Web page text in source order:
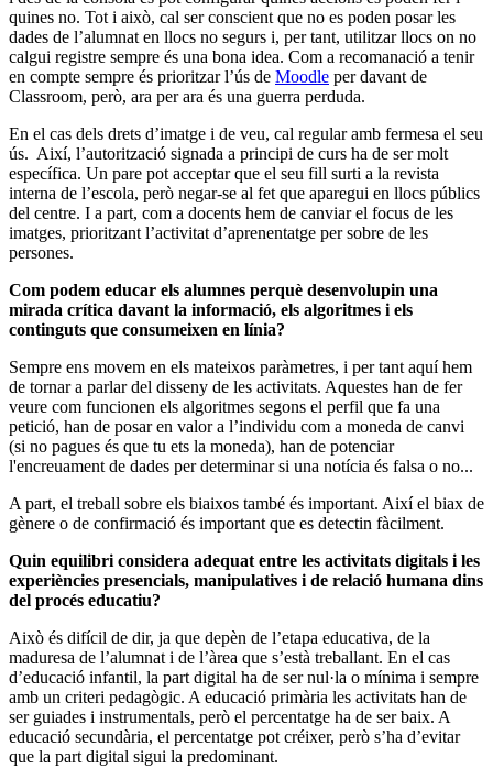
quines no. Tot i això, cal ser conscient que no es poden posar les
dades de l’alumnat en llocs no segurs i, per tant, utilitzar llocs on no
calgui registre sempre és una bona idea. Com a recomanació a tenir
en compte sempre és prioritzar l’ús de Moodle per davant de
Classroom, però, ara per ara és una guerra perduda.
En el cas dels drets d’imatge i de veu, cal regular amb fermesa el seu
ús. Així, l’autorització signada a principi de curs ha de ser molt
específica. Un pare pot acceptar que el seu fill surti a la revista
interna de l’escola, però negar-se al fet que aparegui en llocs públics
del centre. I a part, com a docents hem de canviar el focus de les
imatges, prioritzant l’activitat d’aprenentatge per sobre de les
persones.
Com podem educar els alumnes perquè desenvolupin una
mirada crítica davant la informació, els algoritmes i els
continguts que consumeixen en línia?
Sempre ens movem en els mateixos paràmetres, i per tant aquí hem
de tornar a parlar del disseny de les activitats. Aquestes han de fer
veure com funcionen els algoritmes segons el perfil que fa una
petició, han de posar en valor a l’individu com a moneda de canvi
(si no pagues és que tu ets la moneda), han de potenciar
l'encreuament de dades per determinar si una notícia és falsa o no...
A part, el treball sobre els biaixos també és important. Així el biax de
gènere o de confirmació és important que es detectin fàcilment.
Quin equilibri considera adequat entre les activitats digitals i les
experiències presencials, manipulatives i de relació humana dins
del procés educatiu?
Això és difícil de dir, ja que depèn de l’etapa educativa, de la
maduresa de l’alumnat i de l’àrea que s’està treballant. En el cas
d’educació infantil, la part digital ha de ser nul·la o mínima i sempre
amb un criteri pedagògic. A educació primària les activitats han de
ser guiades i instrumentals, però el percentatge ha de ser baix. A
educació secundària, el percentatge pot créixer, però s’ha d’evitar
que la part digital sigui la predominant.